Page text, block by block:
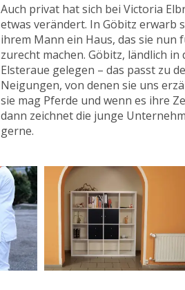
Auch privat hat sich bei Victoria
etwas verändert. In Göbitz erwarb
ihrem Mann ein Haus, das sie nun
zurecht machen. Göbitz, ländlich in
Elsteraue gelegen – das passt zu
Neigungen, von denen sie uns
sie mag Pferde und wenn es ihre
dann zeichnet die junge
gerne.